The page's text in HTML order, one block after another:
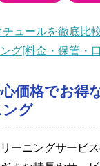
ュールを徹底比
グ[料金・保管・
価格でお得
グ
ーニングサービ